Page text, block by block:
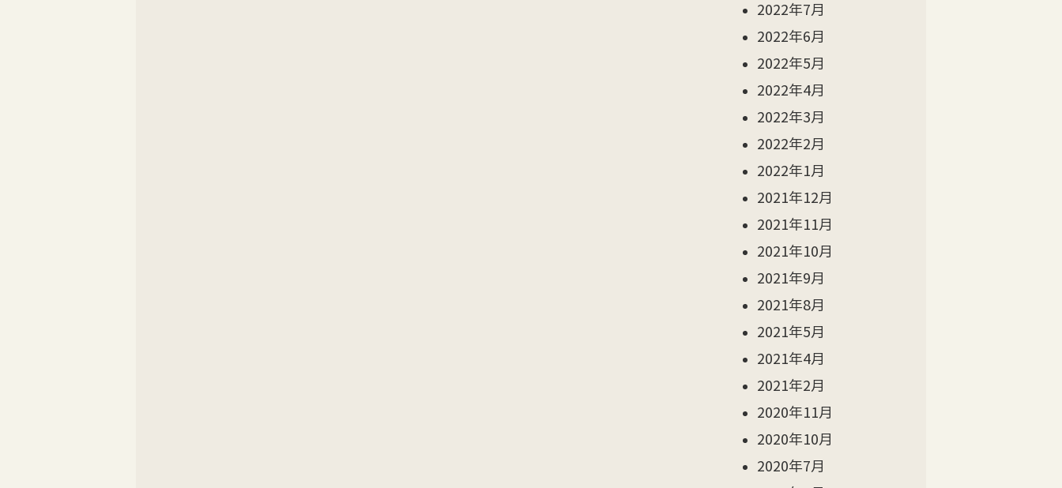
2022年7月
2022年6月
2022年5月
2022年4月
2022年3月
2022年2月
2022年1月
2021年12月
2021年11月
2021年10月
2021年9月
2021年8月
2021年5月
2021年4月
2021年2月
2020年11月
2020年10月
2020年7月